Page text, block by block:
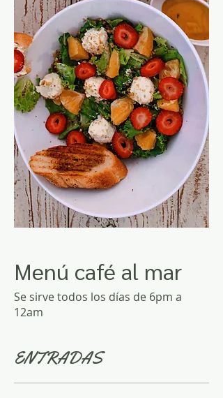
Menú café al mar
Se sirve todos los días de 6pm a
12am
ENTRADAS